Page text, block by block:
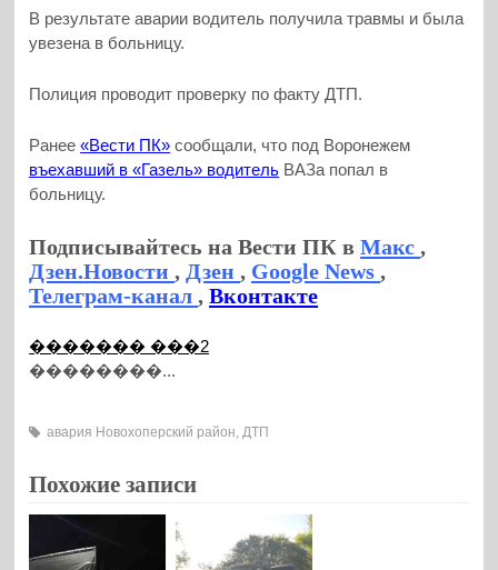
В результате аварии водитель получила травмы и была
увезена в больницу.
Полиция проводит проверку по факту ДТП.
Ранее«Вести ПК» сообщали, что под Воронежем
въехавший в «Газель» водитель ВАЗа попал в
больницу.
Подписывайтесь на Вести ПК вМакс,
Дзен.Новости, Дзен, Google News,
Телеграм-канал,Вконтакте
������� ���2
��������...
авария Новохоперский район,ДТП
Похожие записи